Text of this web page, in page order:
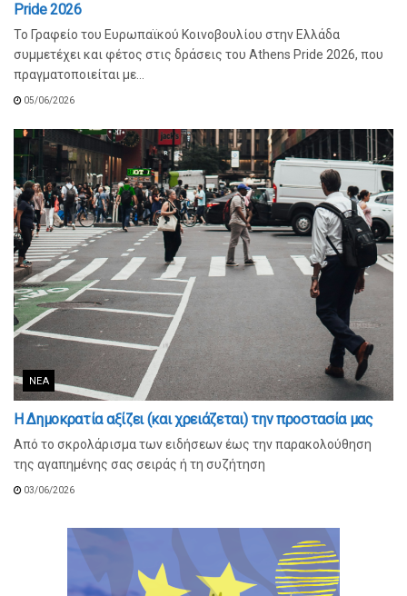
Pride 2026
Το Γραφείο του Ευρωπαϊκού Κοινοβουλίου στην Ελλάδα
συμμετέχει και φέτος στις δράσεις του Athens Pride 2026, που
πραγματοποιείται με...
05/06/2026
ΝΈΑ
Η Δημοκρατία αξίζει (και χρειάζεται) την προστασία μας
Από το σκρολάρισμα των ειδήσεων έως την παρακολούθηση
της αγαπημένης σας σειράς ή τη συζήτηση
03/06/2026